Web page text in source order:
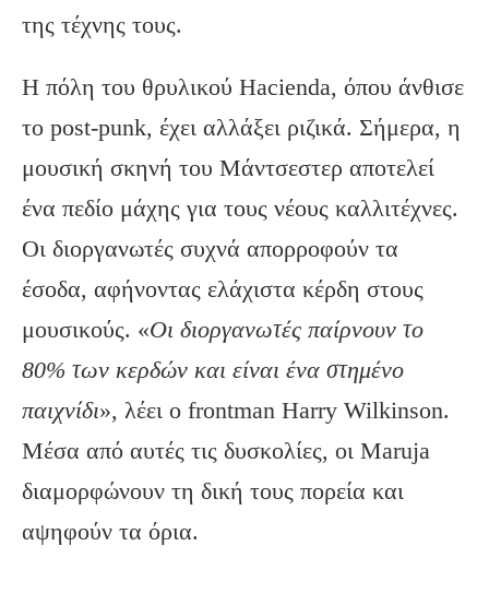
της τέχνης τους.
Η πόλη του θρυλικού Hacienda, όπου άνθισε
το post-punk, έχει αλλάξει ριζικά. Σήμερα, η
μουσική σκηνή του Μάντσεστερ αποτελεί
ένα πεδίο μάχης για τους νέους καλλιτέχνες.
Οι διοργανωτές συχνά απορροφούν τα
έσοδα, αφήνοντας ελάχιστα κέρδη στους
μουσικούς. «Οι διοργανωτές παίρνουν το
80% των κερδών και είναι ένα στημένο
παιχνίδι», λέει ο frontman Harry Wilkinson.
Μέσα από αυτές τις δυσκολίες, οι Maruja
διαμορφώνουν τη δική τους πορεία και
αψηφούν τα όρια.